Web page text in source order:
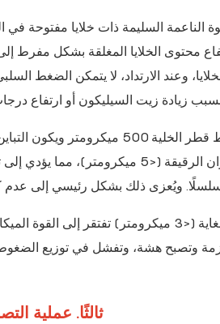
الناعمة السليمة ذات خلايا مفتوحة في
محتوى الخلايا المغلقة بشكل مفرط
وعند الارتداد، لا يتمكن الضغط
: عندما يتجاوز متوسط ​​قطر الخلية 500
الخارجية على الخلايا الكبيرة (>800 ميكرومتر) ذات
: الجدران التي تكون رقيقة للغاية (<3 ميكرومتر)
تفقد المرونة اللازمة وتصبح هشة، وتفشل في
ثالثًا. عملية